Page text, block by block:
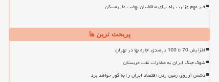
خبر مهم وزارت راه برای متقاضیان نهضت ملی مسکن
پربحث ترین ها
افزایش 70 تا 100 درصدی اجاره بها در تهران
شوک جنگ ایران به صادرات نفت عربستان
دشمن آرزوی زمین زدن اقتصاد ایران را به گور خواهد برد